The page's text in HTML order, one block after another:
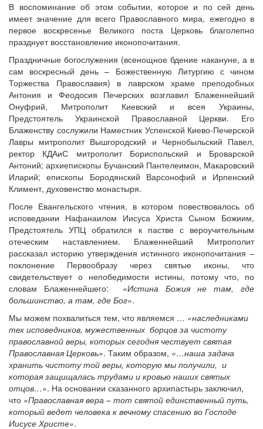
Онлайн трансляции
Веб-камеры
12 сентября 2015Название трансляции
12 сентября 2015Название трансляции
12 сентября 2015Название трансляции
12 сентября 2015Название трансляции
12 сентября 2015Название трансляции
12 сентября 2015Название трансляции
12 сентября 2015Название трансляции
12 сентября 2015Название трансляции
Перейти к архиву
В воспоминание об этом событии, которое и по сей день
имеет значение для всего Православного мира, ежегодно в
первое воскресенье Великого поста Церковь благолепно
празднует восстановление иконопочитания.
Праздничные богослужения (всенощное бдение накануне, а в
сам воскресный день – Божественную Литургию с чином
Торжества Православия) в лаврском храме преподобных
Антония и Феодосия Печерских возглавил Блаженнейший
Онуфрий, Митрополит Киевский и всея Украины,
Предстоятель Украинской Православной Церкви. Его
Блаженству сослужили Наместник Успенской Киево-Печерской
Лавры митрополит Вышгородский и Чернобыльский Павел,
ректор КДАиС митрополит Бориспольский и Броварской
Антоний; архиепископы Бучанский Пантелеимон, Макаровский
Иларий; епископы Бородянский Варсонофий и Ирпенский
Климент, духовенство монастыря.
После Евангельского чтения, в котором повествовалось об
исповедании Нафанаилом Иисуса Христа Сыном Божиим,
Предстоятель УПЦ обратился к пастве с вероучительным
отеческим наставлением. Блаженнейший Митрополит
рассказал историю утверждения истинного иконопочитания –
поклонение Первообразу через святые иконы, что
свидетельствует о непобедимости истины, потому что, по
словам Блаженнейшего: «Истина Божия не там, где
большинство, а там, где Бог».
Мы можем похвалиться тем, что являемся … «наследниками
тех исповедников, мужественных борцов за чистоту
православной веры, которых сегодня чествует святая
Православная Церковь». Таким образом, «…наша задача
хранить чистоту той веры, которую мы получили, и
которая защищалась трудами и кровью наших святых
отцов…». На основании сказанного архипастырь заключил,
что «Православная вера – тот святой единственный путь,
который ведет человека к вечному спасению во Господе
Иисусе Христе».